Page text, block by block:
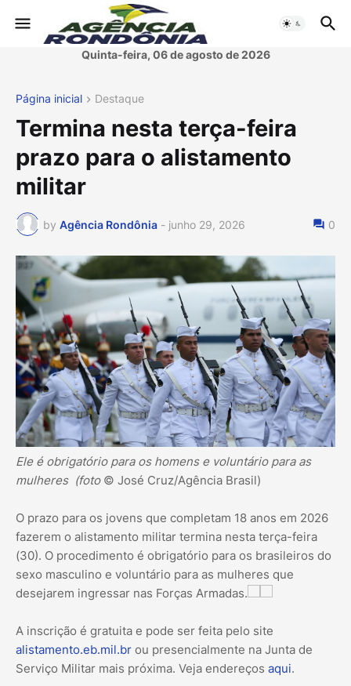
Quinta-feira, 06 de agosto de 2026
Página inicial Destaque
Termina nesta terça-feira
prazo para o alistamento
militar
by Agência Rondônia - junho 29, 2026 0
Ele é obrigatório para os homens e voluntário para as
mulheres (foto © José Cruz/Agência Brasil)
O prazo para os jovens que completam 18 anos em 2026
fazerem o alistamento militar termina nesta terça-feira
(30). O procedimento é obrigatório para os brasileiros do
sexo masculino e voluntário para as mulheres que
desejarem ingressar nas Forças Armadas.
A inscrição é gratuita e pode ser feita pelo site
alistamento.eb.mil.br ou presencialmente na Junta de
Serviço Militar mais próxima. Veja endereços aqui.